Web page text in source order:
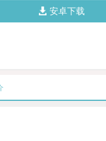
安卓下载